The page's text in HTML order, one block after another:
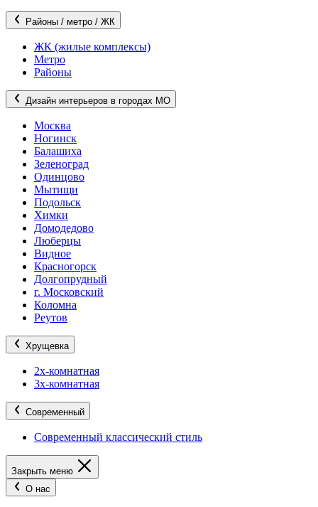
Районы / метро / ЖК
ЖК (жилые комплексы)
Метро
Районы
Дизайн интерьеров в городах МО
Москва
Ногинск
Балашиха
Зеленоград
Одинцово
Мытищи
Подольск
Химки
Домодедово
Люберцы
Видное
Красногорск
Долгопрудный
г. Московский
Коломна
Реутов
Хрущевка
2х-комнатная
3х-комнатная
Современный
Современный классический стиль
Закрыть меню
О нас